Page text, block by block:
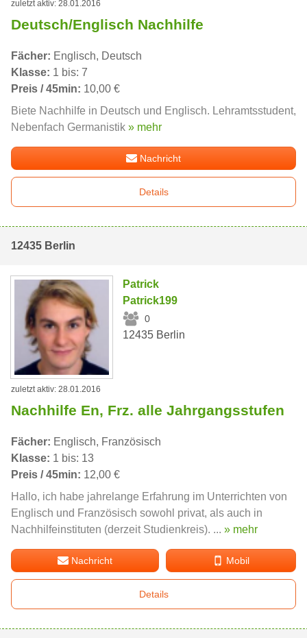
zuletzt aktiv: 28.01.2016
Deutsch/Englisch Nachhilfe
Fächer: Englisch, Deutsch
Klasse: 1 bis: 7
Preis / 45min: 10,00 €
Biete Nachhilfe in Deutsch und Englisch. Lehramtsstudent,
Nebenfach Germanistik » mehr
Nachricht
Details
12435 Berlin
Patrick
Patrick199
0
12435 Berlin
zuletzt aktiv: 28.01.2016
Nachhilfe En, Frz. alle Jahrgangsstufen
Fächer: Englisch, Französisch
Klasse: 1 bis: 13
Preis / 45min: 12,00 €
Hallo, ich habe jahrelange Erfahrung im Unterrichten von
Englisch und Französisch sowohl privat, als auch in
Nachhilfeinstituten (derzeit Studienkreis). ... » mehr
Nachricht Mobil
Details